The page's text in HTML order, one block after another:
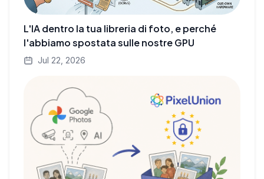
L'IA dentro la tua libreria di foto, e perché
l'abbiamo spostata sulle nostre GPU
Jul 22, 2026